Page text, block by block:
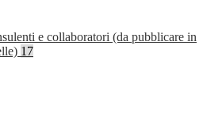
e collaboratori (da pubblicare in
17